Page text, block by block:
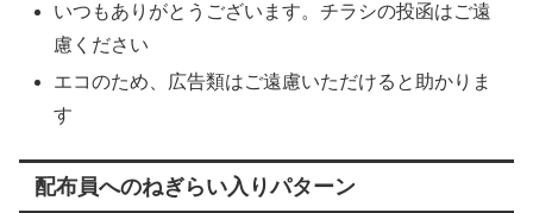
いつもありがとうございます。チラシの投函はご遠
慮ください
エコのため、広告類はご遠慮いただけると助かりま
す
配布員へのねぎらい入りパターン